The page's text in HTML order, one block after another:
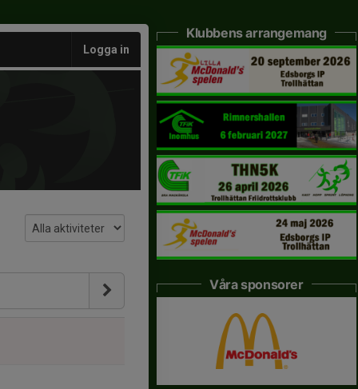
Logga in
Klubbens arrangemang
Våra sponsorer